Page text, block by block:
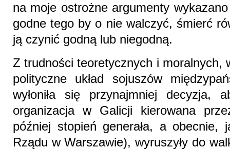
na moje ostrożne argumenty
godne tego by o nie walczyć, śmierć
ją czynić godną lub niegodną.
Z trudności teoretycznych i moralnych,
polityczne układ sojuszów
wyłoniła się przynajmniej decyzja,
organizacja w Galicji kierowana
później stopień generała, a obecnie,
Rządu w Warszawie), wyruszyły do